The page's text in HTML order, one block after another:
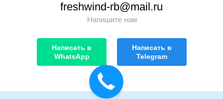
freshwind-rb@mail.ru
Напишите нам
Написать в
WhatsApp
Написать в
Telegram